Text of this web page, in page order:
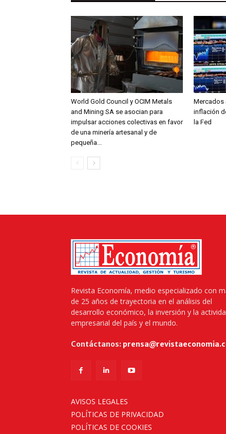
World Gold Council y OCIM Metals
and Mining SA se asocian para
impulsar acciones colectivas en favor
de una minería artesanal y de
pequeña...
Mercados
inflación
la Fed
Revista Economía, medio especializado con
de 25 años de trayectoria en el análisis del
desarrollo económico, la inversión y la
empresarial del país y el mundo.
Contáctanos:
AVISOS LEGALES
POLÍTICAS DE PRIVACIDAD
POLÍTICAS DE COOKIES